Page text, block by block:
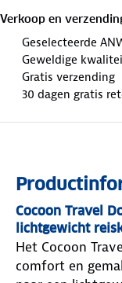
Verkoop en
Geselecteerde
Geweldige
Gratis verzending
30 dagen gratis
Cocoon Travel
lichtgewicht
Het Cocoon
comfort en